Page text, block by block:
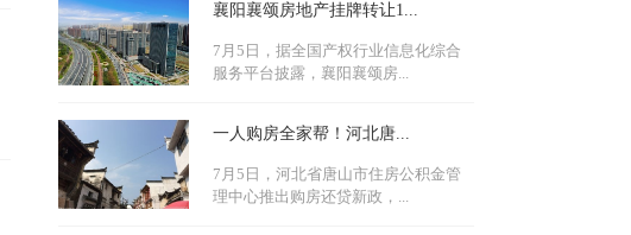
襄阳襄颂房地产挂牌转让1...
7月5日，据全国产权行业信息化综合
服务平台披露，襄阳襄颂房...
一人购房全家帮！河北唐...
7月5日，河北省唐山市住房公积金管
理中心推出购房还贷新政，...